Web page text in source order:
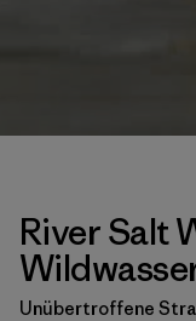
River Salt
Unübertroffene